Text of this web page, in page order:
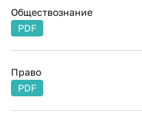
Обществознание
PDF
Право
PDF